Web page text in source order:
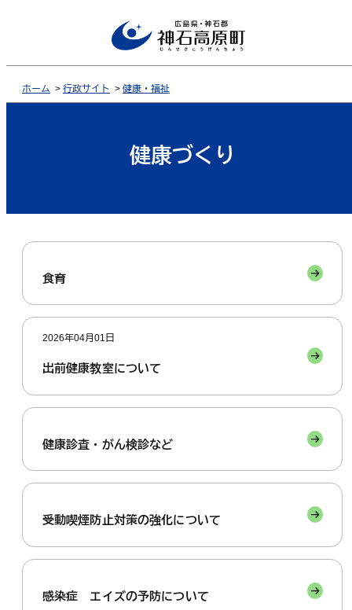
ホーム > 行政サイト > 健康・福祉
健康づくり
食育
2026年04月01日
出前健康教室について
健康診査・がん検診など
受動喫煙防止対策の強化について
感染症 エイズの予防について